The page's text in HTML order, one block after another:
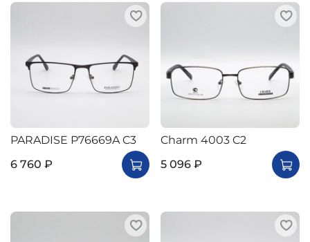
PARADISE P76669A C3
6 760 ₽
Charm 4003 C2
5 096 ₽